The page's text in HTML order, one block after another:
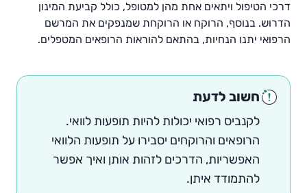
דרכי הטיפול ויתאים אחת מהן למטופל, כולל קביעת המינון
הדרוש. בנוסף, הרוקח או הרוקחת שמנפקים את המרשם
הרפואי יתנו הנחיות, בהתאם להוראות הרופאים המטפלים.
חשוב לדעת
לקנביס רפואי יכולות להיות תופעות לוואי.
הרופאים והרוקחים יסבירו על תופעות הלוואי
האפשריות, הדרכים לזהות אותן ואיך אפשר
להתמודד איתן.